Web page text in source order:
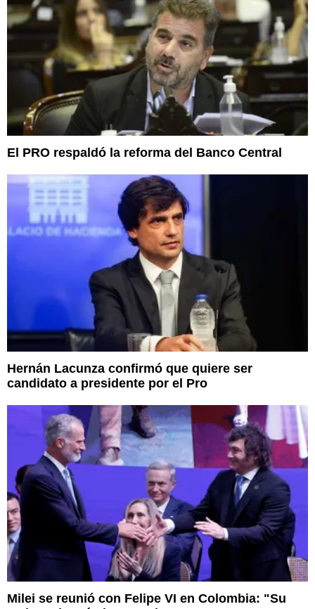
El PRO respaldó la reforma del Banco Central
Hernán Lacunza confirmó que quiere ser
candidato a presidente por el Pro
Milei se reunió con Felipe VI en Colombia: "Su